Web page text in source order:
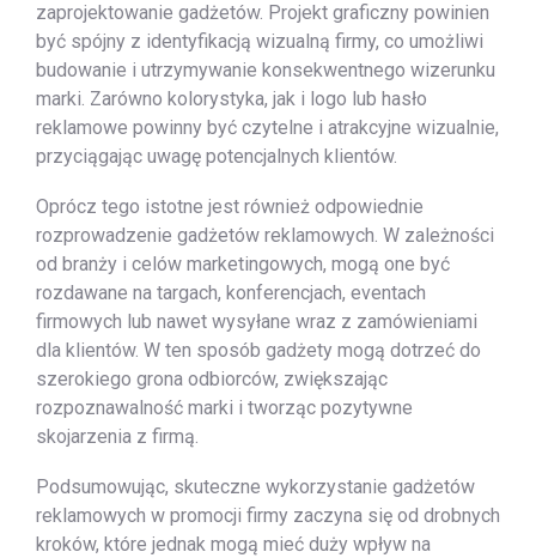
zaprojektowanie gadżetów. Projekt graficzny powinien
być spójny z identyfikacją wizualną firmy, co umożliwi
budowanie i utrzymywanie konsekwentnego wizerunku
marki. Zarówno kolorystyka, jak i logo lub hasło
reklamowe powinny być czytelne i atrakcyjne wizualnie,
przyciągając uwagę potencjalnych klientów.
Oprócz tego istotne jest również odpowiednie
rozprowadzenie gadżetów reklamowych. W zależności
od branży i celów marketingowych, mogą one być
rozdawane na targach, konferencjach, eventach
firmowych lub nawet wysyłane wraz z zamówieniami
dla klientów. W ten sposób gadżety mogą dotrzeć do
szerokiego grona odbiorców, zwiększając
rozpoznawalność marki i tworząc pozytywne
skojarzenia z firmą.
Podsumowując, skuteczne wykorzystanie gadżetów
reklamowych w promocji firmy zaczyna się od drobnych
kroków, które jednak mogą mieć duży wpływ na